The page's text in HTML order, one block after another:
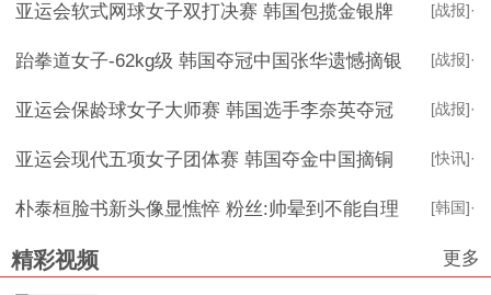
·
[战报]
亚运会软式网球女子双打决赛 韩国包揽金银牌
·
[战报]
跆拳道女子-62kg级 韩国夺冠中国张华遗憾摘银
·
[战报]
亚运会保龄球女子大师赛 韩国选手李奈英夺冠
·
[快讯]
亚运会现代五项女子团体赛 韩国夺金中国摘铜
·
[韩国]
朴泰桓脸书新头像显憔悴 粉丝:帅晕到不能自理
精彩视频 更多